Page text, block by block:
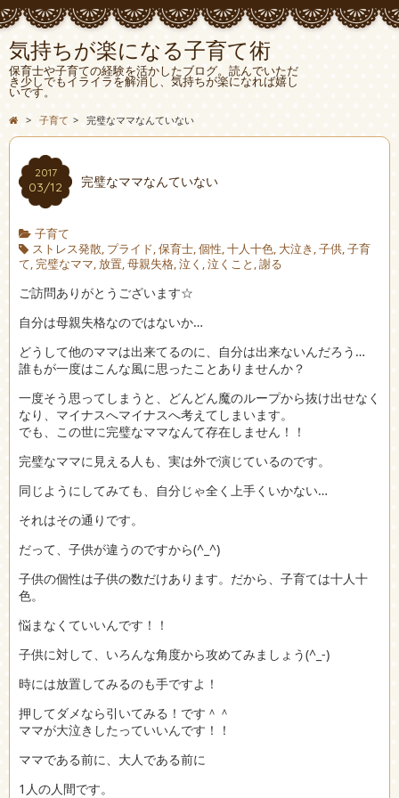
気持ちが楽になる子育て術
保育士や子育ての経験を活かしたブログ。読んでいただ
き少しでもイライラを解消し、気持ちが楽になれば嬉し
いです。
> 子育て > 完璧なママなんていない
2017
03/12 完璧なママなんていない
子育て
ストレス発散, プライド,保育士,個性,十人十色, 大泣き ,子供,子育
て,完璧なママ,放置,母親失格,泣く ,泣くこと ,謝る
ご訪問ありがとうございます☆
自分は母親失格なのではないか…
どうして他のママは出来てるのに、自分は出来ないんだろう…
誰もが一度はこんな風に思ったことありませんか？
一度そう思ってしまうと、どんどん魔のループから抜け出せなく
なり、マイナスへマイナスへ考えてしまいます。
でも、この世に完璧なママなんて存在しません！！
完璧なママに見える人も、実は外で演じているのです。
同じようにしてみても、自分じゃ全く上手くいかない…
それはその通りです。
だって、子供が違うのですから(^_^)
子供の個性は子供の数だけあります。だから、子育ては十人十
色。
悩まなくていいんです！！
子供に対して、いろんな角度から攻めてみましょう(^_-)
時には放置してみるのも手ですよ！
押してダメなら引いてみる！です＾＾
ママが大泣きしたっていいんです！！
ママである前に、大人である前に
1人の人間です。